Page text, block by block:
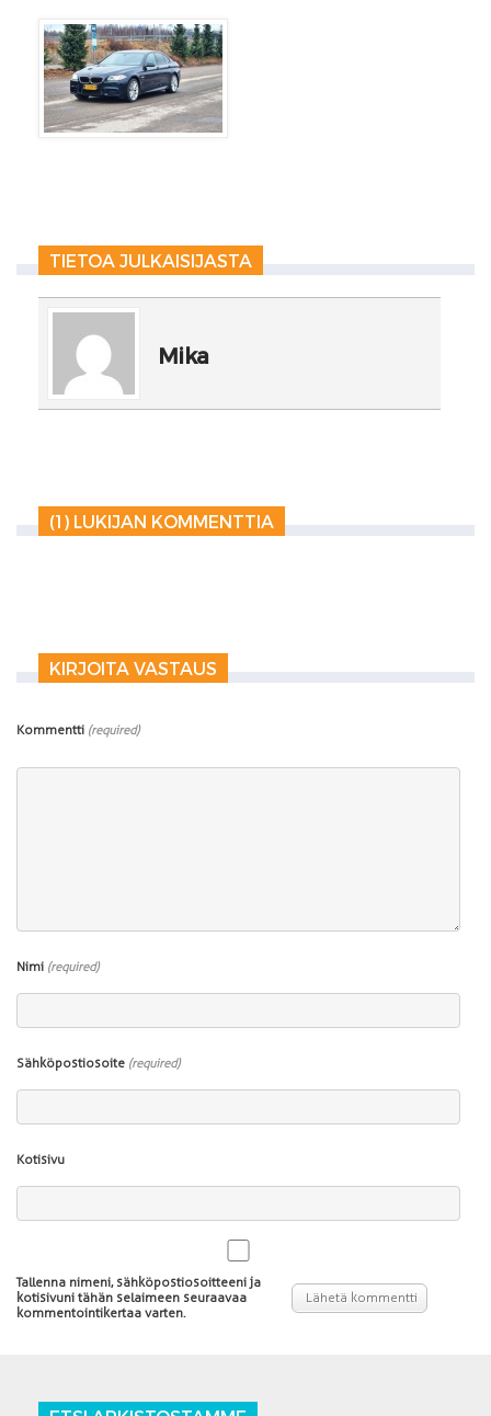
TIETOA JULKAISIJASTA
Mika
(1) LUKIJAN KOMMENTTIA
KIRJOITA VASTAUS
Kommentti (required)
Nimi (required)
Sähköpostiosoite (required)
Kotisivu
Tallenna nimeni, sähköpostiosoitteeni ja
kotisivuni tähän selaimeen seuraavaa
kommentointikertaa varten.